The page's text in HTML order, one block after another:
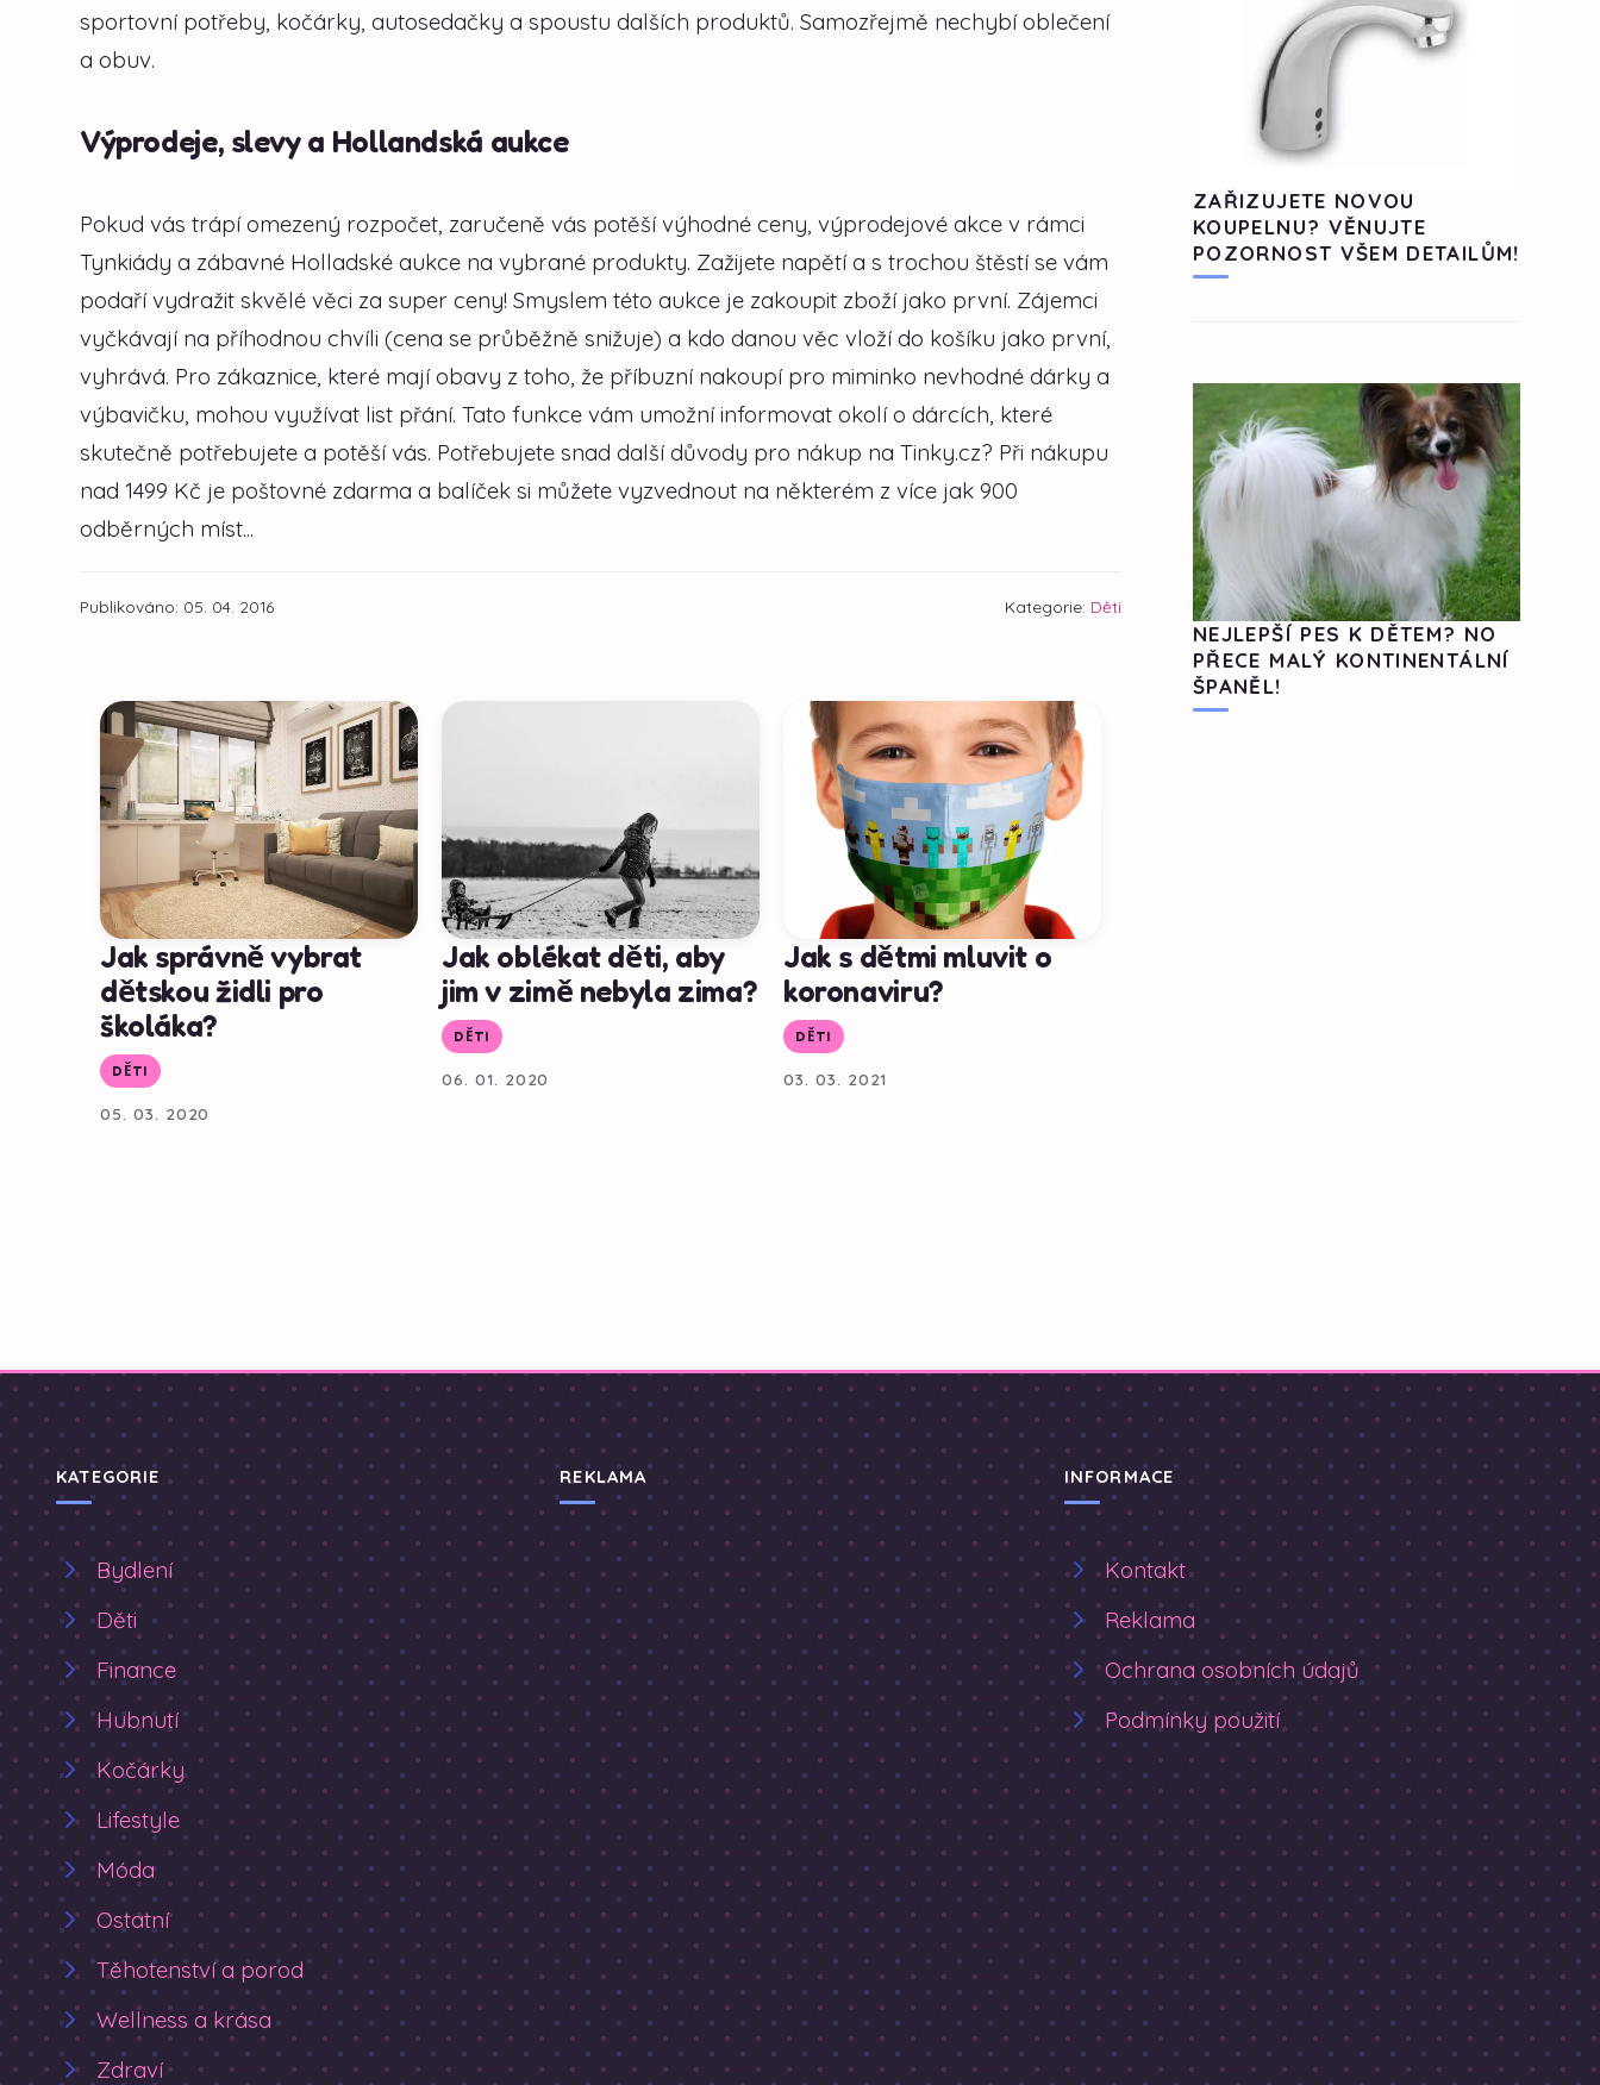
sportovní potřeby, kočárky, autosedačky a spoustu dalších produktů. Samozřejmě nechybí oblečení
a obuv.
Výprodeje, slevy a Hollandská aukce
Pokud vás trápí omezený rozpočet, zaručeně vás potěší výhodné ceny, výprodejové akce v rámci
Tynkiády a zábavné Holladské aukce na vybrané produkty. Zažijete napětí a s trochou štěstí se vám
podaří vydražit skvělé věci za super ceny! Smyslem této aukce je zakoupit zboží jako první. Zájemci
vyčkávají na příhodnou chvíli (cena se průběžně snižuje) a kdo danou věc vloží do košíku jako první,
vyhrává. Pro zákaznice, které mají obavy z toho, že příbuzní nakoupí pro miminko nevhodné dárky a
výbavičku, mohou využívat list přání. Tato funkce vám umožní informovat okolí o dárcích, které
skutečně potřebujete a potěší vás. Potřebujete snad další důvody pro nákup na Tinky.cz? Při nákupu
nad 1499 Kč je poštovné zdarma a balíček si můžete vyzvednout na některém z více jak 900
odběrných míst...
Publikováno: 05. 04. 2016 Kategorie: Děti
Jak správně vybrat
dětskou židli pro
školáka?
DĚTI
05. 03. 2020
Jak oblékat děti, aby
jim v zimě nebyla zima?
DĚTI
06. 01. 2020
Jak s dětmi mluvit o
koronaviru?
DĚTI
03. 03. 2021
ZAŘIZUJETE NOVOU
KOUPELNU? VĚNUJTE
POZORNOST VŠEM DETAILŮM!
NEJLEPŠÍ PES K DĚTEM? NO
PŘECE MALÝ KONTINENTÁLNÍ
ŠPANĚL!
KATEGORIE
Bydlení
Děti
Finance
Hubnutí
Kočárky
Lifestyle
Móda
Ostatní
Těhotenství a porod
Wellness a krása
Zdraví
REKLAMA INFORMACE
Kontakt
Reklama
Ochrana osobních údajů
Podmínky použití